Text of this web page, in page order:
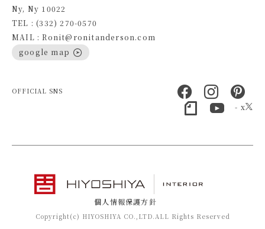
Ny, Ny 10022
TEL : (332) 270-0570
MAIL : Ronit@ronitanderson.com
google map
OFFICIAL SNS
- x
個人情報保護方針
Copyright(c) HIYOSHIYA CO.,LTD.ALL Rights Reserved